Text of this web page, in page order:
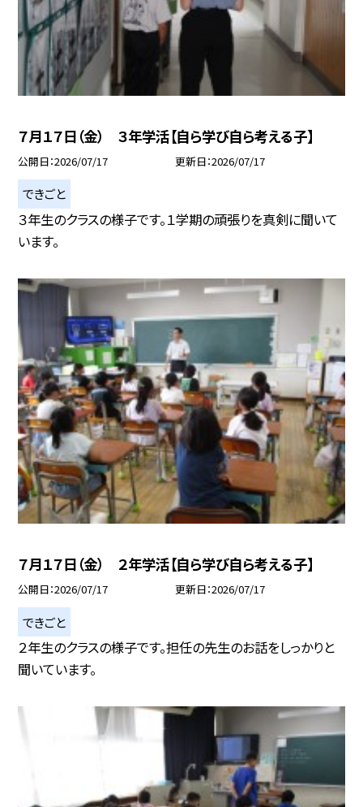
７月１７日（金） ３年学活【自ら学び自ら考える子】
公開日 2026/07/17 更新日 2026/07/17
できごと
３年生のクラスの様子です。１学期の頑張りを真剣に聞いて
います。
７月１７日（金） ２年学活【自ら学び自ら考える子】
公開日 2026/07/17 更新日 2026/07/17
できごと
２年生のクラスの様子です。担任の先生のお話をしっかりと
聞いています。